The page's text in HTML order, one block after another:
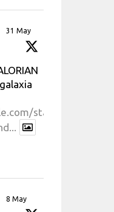
31 May
star-
8 May